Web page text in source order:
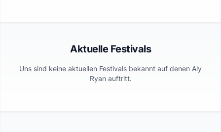
Aktuelle Festivals
Uns sind keine aktuellen Festivals bekannt auf denen Aly
Ryan auftritt.